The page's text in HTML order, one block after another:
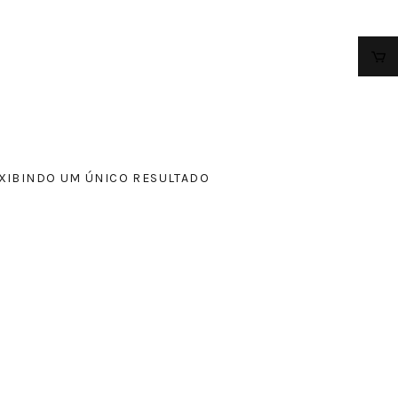
UM ÚNICO RESULTADO